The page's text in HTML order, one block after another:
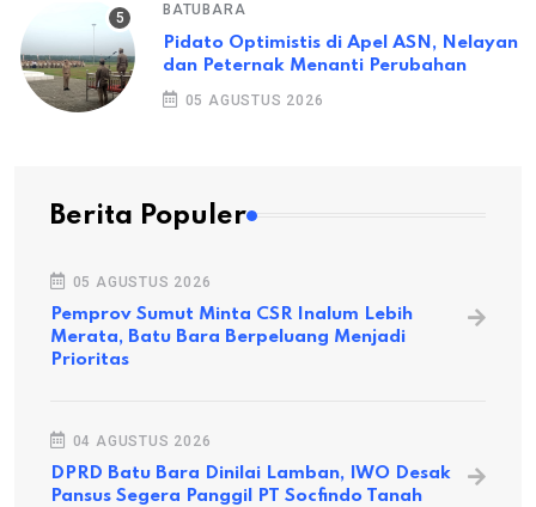
BATUBARA
Pidato Optimistis di Apel ASN, Nelayan
dan Peternak Menanti Perubahan
05 AGUSTUS 2026
Berita Populer
05 AGUSTUS 2026
Pemprov Sumut Minta CSR Inalum Lebih
Merata, Batu Bara Berpeluang Menjadi
Prioritas
04 AGUSTUS 2026
DPRD Batu Bara Dinilai Lamban, IWO Desak
Pansus Segera Panggil PT Socfindo Tanah